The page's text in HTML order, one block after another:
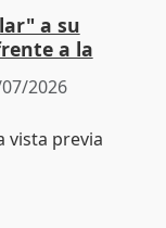
a su
a la
2026